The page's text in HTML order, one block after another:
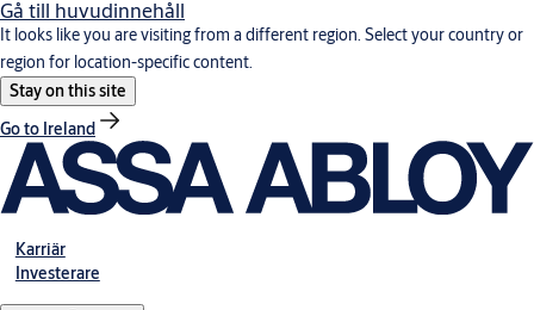
Gå till huvudinnehåll
It looks like you are visiting from a different region. Select your country or
region for location-specific content.
Stay on this site
Go to Ireland
Karriär
Investerare